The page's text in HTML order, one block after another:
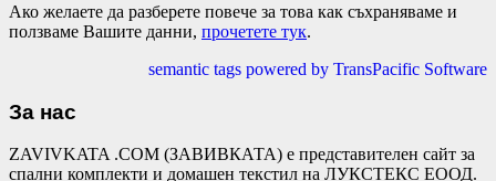
Ако желаете да разберете повече за това как съхраняваме и
ползваме Вашите данни, прочетете тук.
semantic tags powered by TransPacific Software
За нас
ZAVIVKATA .COM (ЗАВИВКАТА) е представителен сайт за
спални комплекти и домашен текстил на ЛУКСТЕКС ЕООД.